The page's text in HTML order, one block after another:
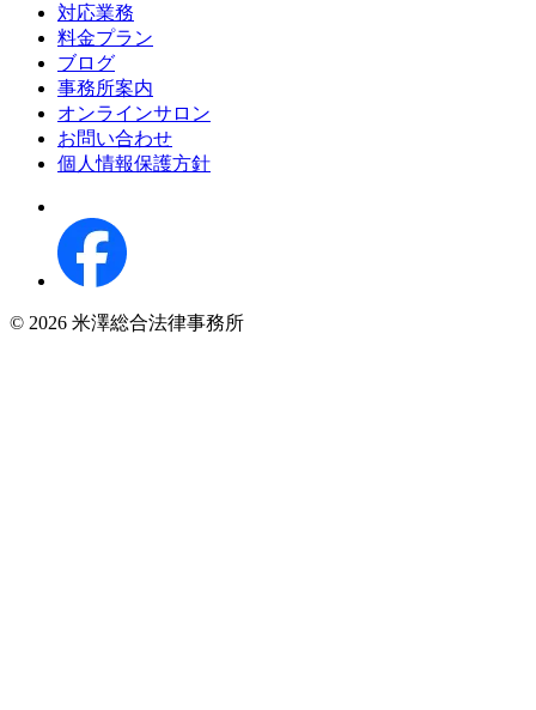
対応業務
料金プラン
ブログ
事務所案内
オンラインサロン
お問い合わせ
個人情報保護方針
© 2026 米澤総合法律事務所